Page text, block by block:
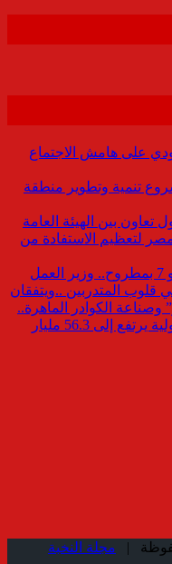
على هامش الاجتماع
تنمية وتطوير منطقة
تعاون بين الهيئة العامة
لتعظيم الاستفادة من
من قلب مركز تدريب مهني الكيلو 7 بمطروح.. وزير العمل
المتدربين ..ويتفقان
الكوادر الماهرة..
المركزي: صافي الاحتياطيات الدولية يرتفع إلى 56.3 مليار
مجلة النخبة